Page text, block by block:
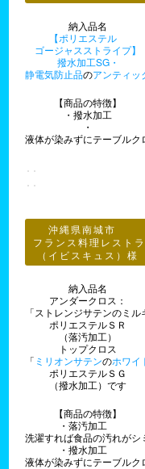
納入品名
【ポリエステル
ゴージャスストライプ】
撥水加工SG・
静電気防止品のアンティッ
【商品の特徴】
・撥水加工
・
液体が染みずにテーブル
沖縄県南城市
フランス料理レスト
（イビスキュス）様
納入品名
アンダークロス：
「ストレンジサテンのミル
ポリエステルＳＲ
（落汚加工）
トップクロス
「 ミリオンサテンのホワイ
ポリエステルＳＧ
（撥水加工）です
【商品の特徴】
・落汚加工
洗濯すれば食品の汚れがシ
・撥水加工
液体が染みずにテーブル